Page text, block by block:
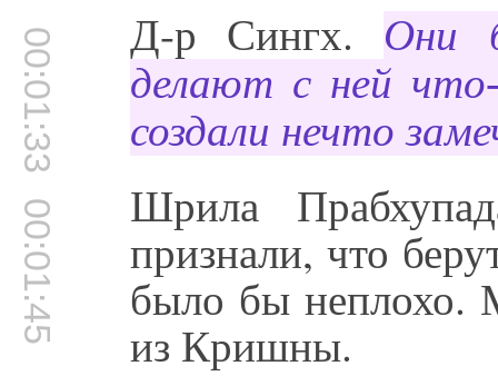
00:01:33 Д-р Сингх.
Они
делают с ней
создали нечто
00:01:45 Шрила
признали, что
было бы неплохо.
из Кришны.